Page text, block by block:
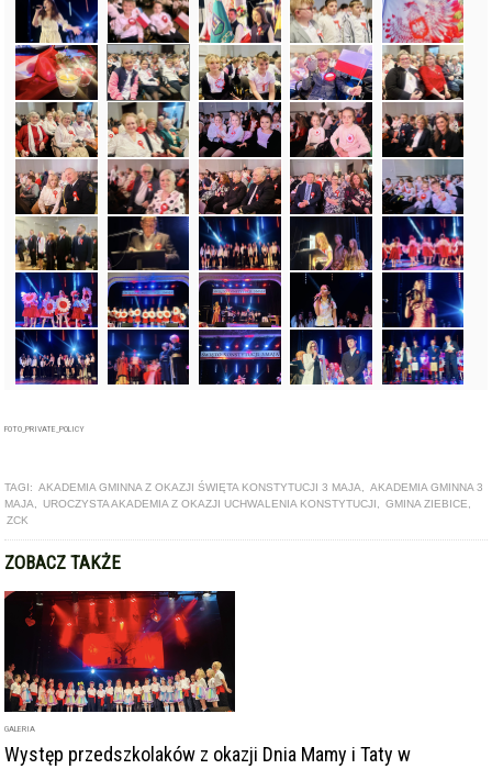
FOTO_PRIVATE_POLICY
TAGI: AKADEMIA GMINNA Z OKAZJI ŚWIĘTA KONSTYTUCJI 3 MAJA
AKADEMIA GMINNA 3
MAJA
UROCZYSTA AKADEMIA Z OKAZJI UCHWALENIA KONSTYTUCJI GMINA ZIEBICE
ZCK
ZOBACZ TAKŻE
GALERIA
Występ przedszkolaków z okazji Dnia Mamy i Taty w